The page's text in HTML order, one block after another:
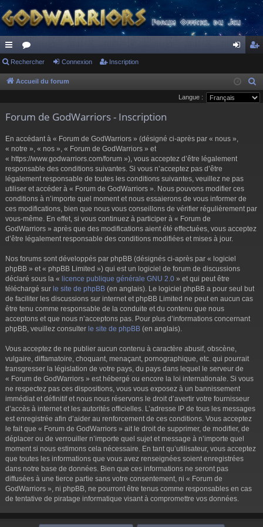
ac
co
ci
or
u
s
ne cri
pti
Rechercher Connexion Inscription
Accueil du forum
e
Langue :
Forum de GodWarriors - Inscription
En accédant à « Forum de GodWarriors » (désigné ci-après par « nous »,
« notre », « nos », « Forum de GodWarriors » et
« https://www.godwarriors.com/forum »), vous acceptez d’être légalement
responsable des conditions suivantes. Si vous n’acceptez pas d’être
légalement responsable de toutes les conditions suivantes, veuillez ne pas
utiliser et accéder à « Forum de GodWarriors ». Nous pouvons modifier ces
conditions à n’importe quel moment et nous essaierons de vous informer de
ces modifications, bien que nous vous conseillons de vérifier régulièrement par
vous-même. En effet, si vous continuez à participer à « Forum de
GodWarriors » après que des modifications aient été effectuées, vous acceptez
d’être légalement responsable des conditions modifiées et mises à jour.
Nos forums sont développés par phpBB (désignés ci-après par « logiciel
phpBB » et « phpBB Limited ») qui est un logiciel de forum de discussions
déclaré sous la « licence publique générale GNU 2.0 » et qui peut être
téléchargé sur le site de phpBB (en anglais). Le logiciel phpBB a pour seul but
de faciliter les discussions sur internet et phpBB Limited ne peut en aucun cas
être tenu comme responsable de la conduite et du contenu que nous
acceptons et que nous n’acceptons pas. Pour plus d’informations concernant
phpBB, veuillez consulter le site de phpBB (en anglais).
Vous acceptez de ne publier aucun contenu à caractère abusif, obscène,
vulgaire, diffamatoire, choquant, menaçant, pornographique, etc. qui pourrait
transgresser la législation de votre pays, du pays dans lequel le serveur de
« Forum de GodWarriors » est hébergé ou encore la loi internationale. Si vous
ne respectez pas ces dispositions, vous vous exposez à un bannissement
immédiat et définitif et nous nous réservons le droit d’avertir votre fournisseur
d’accès à internet et les autorités officielles. L’adresse IP de tous les messages
est enregistrée afin d’aider au renforcement de ces conditions. Vous acceptez
le fait que « Forum de GodWarriors » ait le droit de supprimer, de modifier, de
déplacer ou de verrouiller n’importe quel sujet et message à n’importe quel
moment si nous estimons cela nécessaire. En tant qu’utilisateur, vous acceptez
que toutes les informations que vous avez renseignées soient enregistrées
dans notre base de données. Bien que ces informations ne seront pas
diffusées à une tierce partie sans votre consentement, ni « Forum de
GodWarriors », ni phpBB, ne pourront être tenus comme responsables en cas
de tentative de piratage informatique visant à compromettre vos données.